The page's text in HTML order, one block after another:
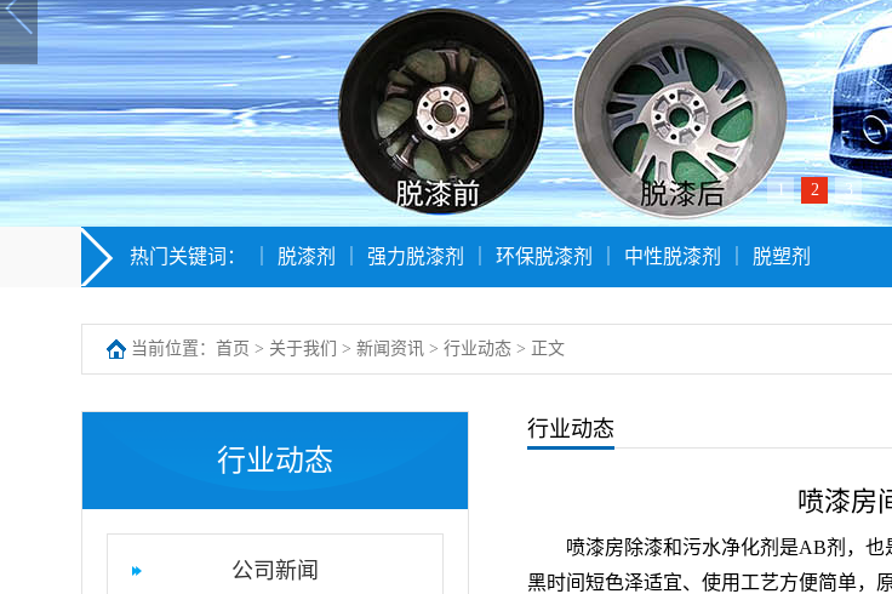
1 2 3
热门关键词： 脱漆剂 强力脱漆剂 环保脱漆剂 中性脱漆剂 脱塑剂
当前位置： 首页 > 关于我们 > 新闻资讯 > 行业动态 > 正文
行业动态
公司新闻
行业动态
喷漆房
喷漆房除漆和污水净化剂是AB剂，也
黑时间短色泽适宜、使用工艺方便简单，